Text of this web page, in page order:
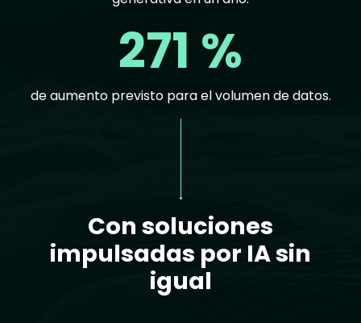
271 %
de aumento previsto para el volumen de datos.
Con soluciones
impulsadas por IA sin
igual